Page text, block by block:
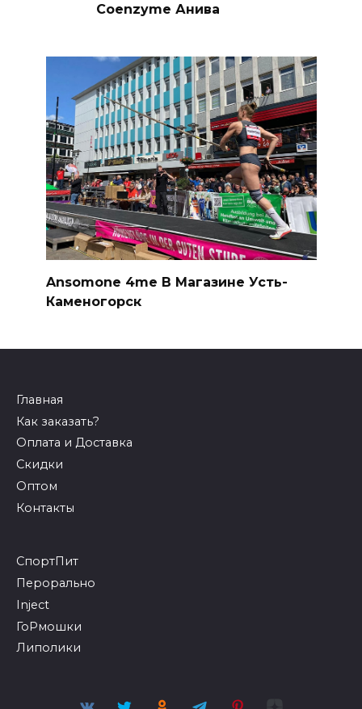
Coenzyme Анива
Ansomone 4me В Магазине Усть-
Каменогорск
Главная
Как заказать?
Оплата и Доставка
Скидки
Оптом
Контакты
СпортПит
Перорально
Inject
ГоРмошки
Липолики